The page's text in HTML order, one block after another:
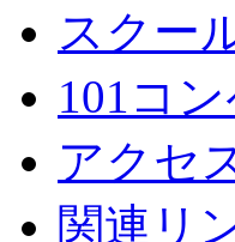
スクー
101コ
アクセ
関連リ